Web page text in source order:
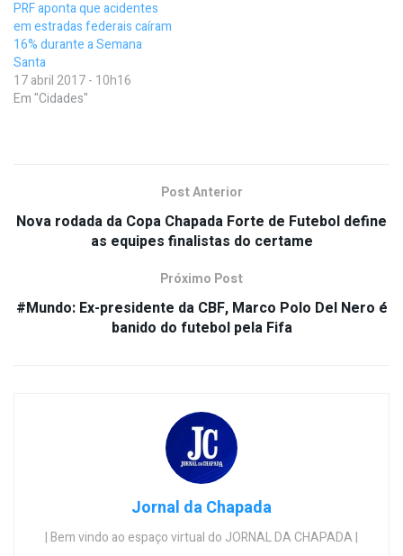
PRF aponta que acidentes
em estradas federais caíram
16% durante a Semana
Santa
17 abril 2017 - 10h16
Em "Cidades"
Post Anterior
Nova rodada da Copa Chapada Forte de Futebol define
as equipes finalistas do certame
Próximo Post
#Mundo: Ex-presidente da CBF, Marco Polo Del Nero é
banido do futebol pela Fifa
Jornal da Chapada
| Bem vindo ao espaço virtual do JORNAL DA CHAPADA |